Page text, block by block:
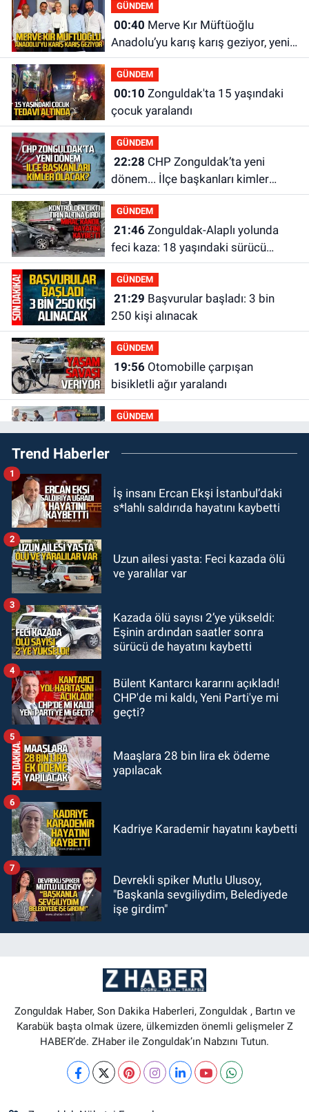
GÜNDEM
00:40
Anadolu’yu karış karış geziyor, yeni
yapılanmaları şekillendiriyor
GÜNDEM
00:10
çocuk yaralandı
GÜNDEM
22:28
dönem... İlçe başkanları kimler
olacak?
GÜNDEM
21:46Zonguldak-Alaplı yolunda
feci kaza: 18 yaşındaki sürücü
hayatını kaybetti
GÜNDEM
21:29
250 kişi alınacak
GÜNDEM
19:56Otomobille çarpışan
bisikletli ağır yaralandı
GÜNDEM
19:46Cumhurbaşkanı Erdoğan’ın
fotoğrafını söküp indirdi
18:48
18:36AK Parti teşkilatları
GÜNDEM
18:18
Zonguldakspor’a destek oldu
Trend Haberler
İş insanı Ercan Ekşi İstanbul’daki
s*lahlı saldırıda hayatını kaybetti
1
Uzun ailesi yasta: Feci kazada ölü
ve yaralılar var
2
Kazada ölü sayısı 2’ye yükseldi:
Eşinin ardından saatler sonra
sürücü de hayatını kaybetti
3
Bülent Kantarcı kararını açıkladı!
CHP'de mi kaldı, Yeni Parti'ye mi
geçti?
4
Maaşlara 28 bin lira ek ödeme
yapılacak
5
Kadriye Karademir hayatını kaybetti
6
Devrekli spiker Mutlu Ulusoy,
"Başkanla sevgiliydim, Belediyede
işe girdim"
7
Zonguldak Haber, Son Dakika Haberleri, Zonguldak , Bartın ve
Karabük başta olmak üzere, ülkemizden önemli gelişmeler Z
HABER’de. ZHaber ile Zonguldak’ın Nabzını Tutun.